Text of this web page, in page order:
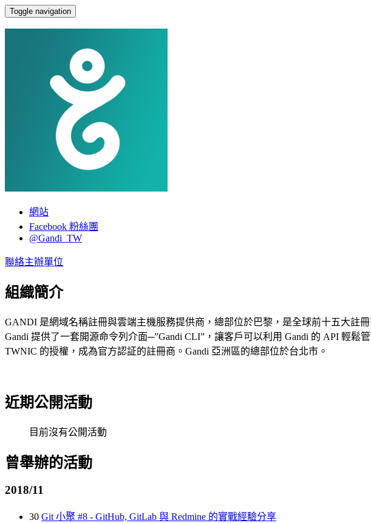
Toggle navigation
網站
Facebook 粉絲團
@Gandi_TW
聯絡主辦單位
組織簡介
GANDI 是網域名稱註冊與雲端主機服務提供商，總部位於巴黎，是全球前十五大註
Gandi 提供了一套開源命令列介面─”Gandi CLI”，讓客戶可以利用 Gandi 的 API 輕
TWNIC 的授權，成為官方認証的註冊商。Gandi 亞洲區的總部位於台北市。
近期公開活動
目前沒有公開活動
曾舉辦的活動
2018/11
30 Git 小聚 #8 - GitHub, GitLab 與 Redmine 的實戰經驗分享